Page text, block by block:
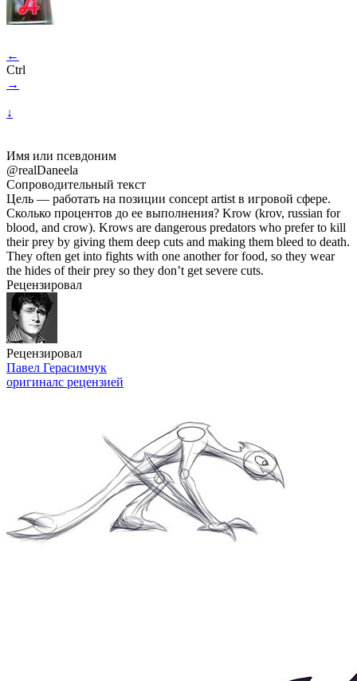
←
Ctrl
→
↓
Имя или псевдоним
@realDaneela
Сопроводительный текст
Цель — работать на позиции concept artist в игровой сфере.
Сколько процентов до ее выполнения? Krow (krov, russian for
blood, and crow). Krows are dangerous predators who prefer to kill
their prey by giving them deep cuts and making them bleed to death.
They often get into fights with one another for food, so they wear
the hides of their prey so they don’t get severe cuts.
Рецензировал
Рецензировал
Павел Герасимчук
оригиналс рецензией